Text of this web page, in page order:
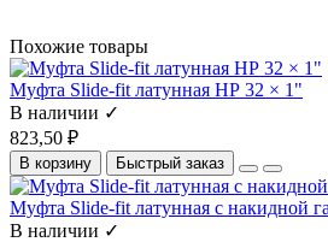
Похожие товары
Муфта Slide-fit латунная НР 32 × 1"
В наличии ✓
823,50 ₽
В корзину Быстрый заказ
Муфта Slide-fit латунная с накидной
В наличии ✓